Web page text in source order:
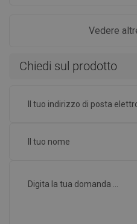
Vedere
Chiedi sul prodotto